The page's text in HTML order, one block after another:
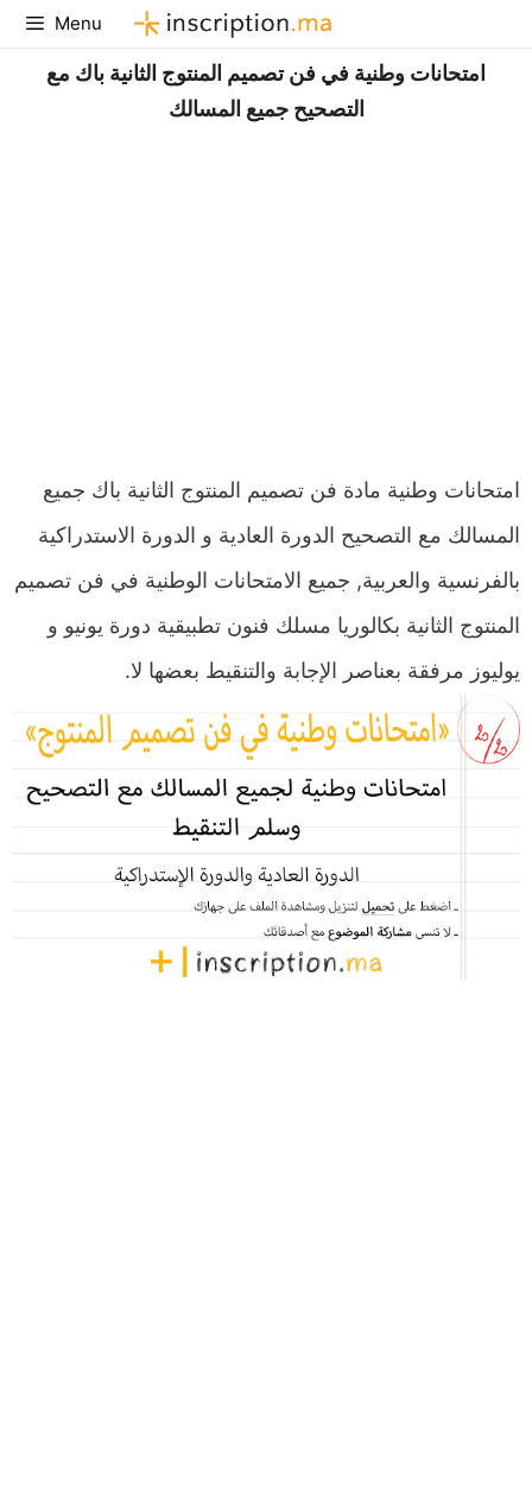
Aller
au
contenu
Menu
امتحانات وطنية في فن تصميم المنتوج الثانية باك مع
التصحيح جميع المسالك
امتحانات وطنية مادة فن تصميم المنتوج الثانية باك جميع
المسالك مع التصحيح الدورة العادية و الدورة الاستدراكية
بالفرنسية والعربية, جميع الامتحانات الوطنية في فن تصميم
المنتوج الثانية بكالوريا مسلك فنون تطبيقية دورة يونيو و
يوليوز مرفقة بعناصر الإجابة والتنقيط بعضها لا.